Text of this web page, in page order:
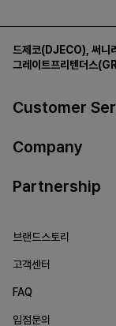
드제코(DJECO) 써니
그레이트프리텐더스
Customer
Company
Partnership
브랜드스토리
고객센터
FAQ
입점문의